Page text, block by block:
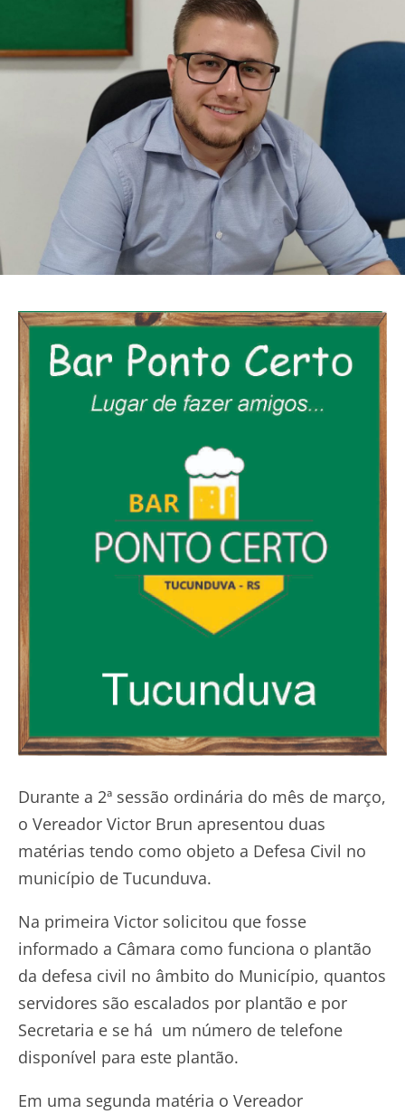
Durante a 2ª sessão ordinária do mês de março,
o Vereador Victor Brun apresentou duas
matérias tendo como objeto a Defesa Civil no
município de Tucunduva.
Na primeira Victor solicitou que fosse
informado a Câmara como funciona o plantão
da defesa civil no âmbito do Município, quantos
servidores são escalados por plantão e por
Secretaria e se há um número de telefone
disponível para este plantão.
Em uma segunda matéria o Vereador